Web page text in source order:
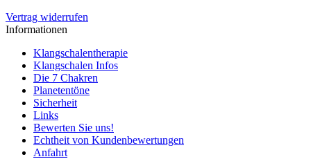
Vertrag widerrufen
Informationen
Klangschalentherapie
Klangschalen Infos
Die 7 Chakren
Planetentöne
Sicherheit
Links
Bewerten Sie uns!
Echtheit von Kundenbewertungen
Anfahrt